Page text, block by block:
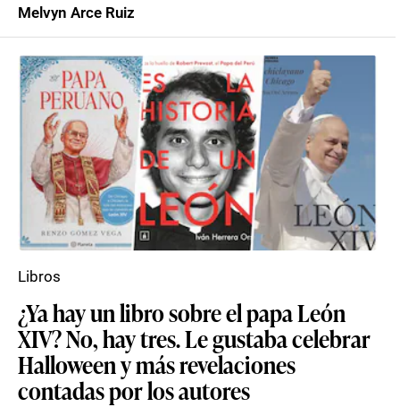
Melvyn Arce Ruiz
¿Ya hay un libro sobre el papa León
XIV? No, hay tres. Le gustaba celebrar
Halloween y más revelaciones
contadas por los autores
Libros